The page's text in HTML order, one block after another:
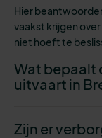
Hier
vaakst krijgen
niet hoeft te
Wat bepaalt
uitvaart in
Zijn er